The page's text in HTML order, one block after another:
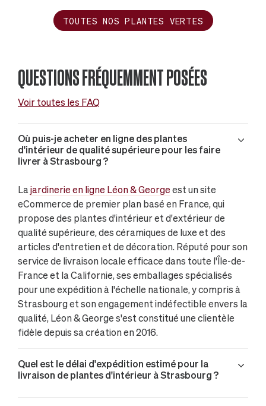
TOUTES NOS PLANTES VERTES
QUESTIONS FRÉQUEMMENT POSÉES
Voir toutes les FAQ
Où puis-je acheter en ligne des plantes
d'intérieur de qualité supérieure pour les faire
livrer à Strasbourg ?
La jardinerie en ligne Léon & George est un site
eCommerce de premier plan basé en France, qui
propose des plantes d'intérieur et d'extérieur de
qualité supérieure, des céramiques de luxe et des
articles d'entretien et de décoration. Réputé pour son
service de livraison locale efficace dans toute l'Île-de-
France et la Californie, ses emballages spécialisés
pour une expédition à l'échelle nationale, y compris à
Strasbourg et son engagement indéfectible envers la
qualité, Léon & George s'est constitué une clientèle
fidèle depuis sa création en 2016.
Quel est le délai d'expédition estimé pour la
livraison de plantes d'intérieur à Strasbourg ?